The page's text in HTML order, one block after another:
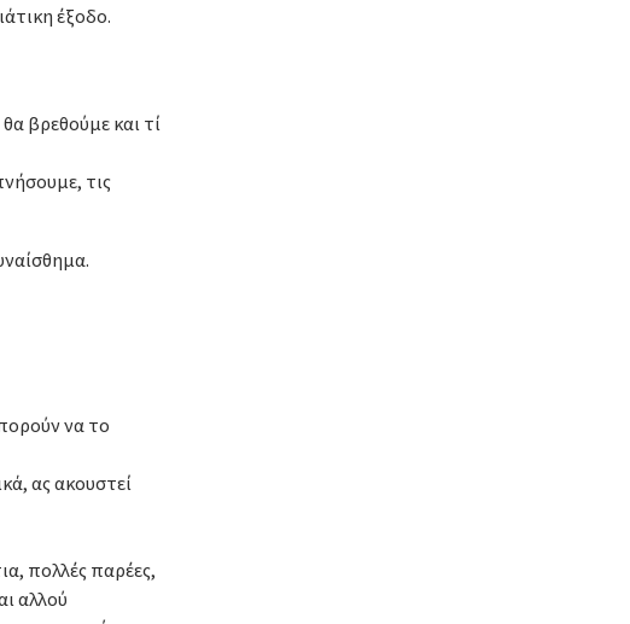
έξοδο.
βρεθούμε και τί
τις
να το
ας ακουστεί
πολλές παρέες,
αλλού